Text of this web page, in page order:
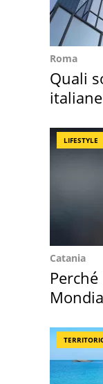
Roma
Quali
LIFESTYLE
Catania